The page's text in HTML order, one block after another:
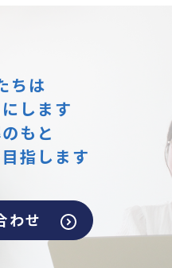
ちは
します
もと
指します
わせ